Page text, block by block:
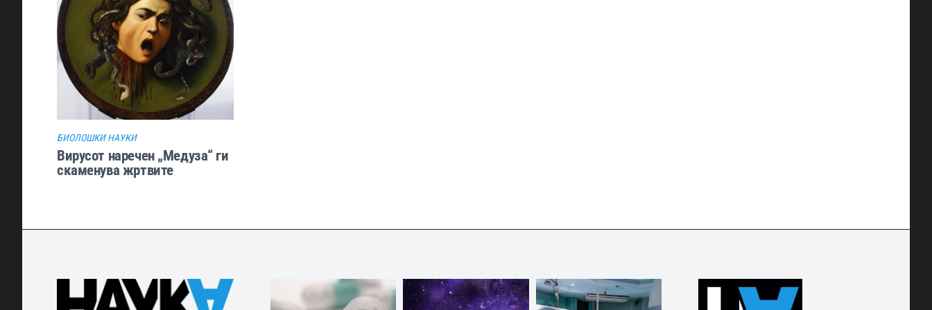
БИОЛОШКИ НАУКИ
Вирусот наречен „Медуза“ ги
скаменува жртвите